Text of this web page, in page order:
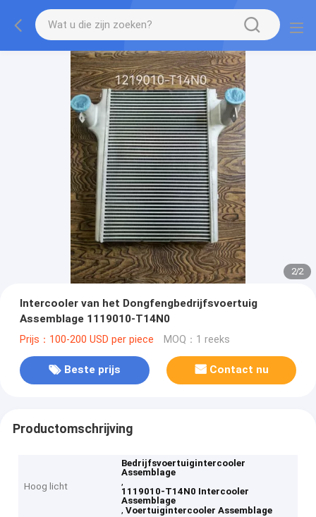
2/2
Intercooler van het Dongfengbedrijfsvoertuig
Assemblage 1119010-T14N0
Prijs：100-200 USD per piece MOQ：1 reeks
Beste prijs Contact nu
Productomschrijving
Hoog licht
Bedrijfsvoertuigintercooler
Assemblage
,
1119010-T14N0 Intercooler
Assemblage
,Voertuigintercooler Assemblage